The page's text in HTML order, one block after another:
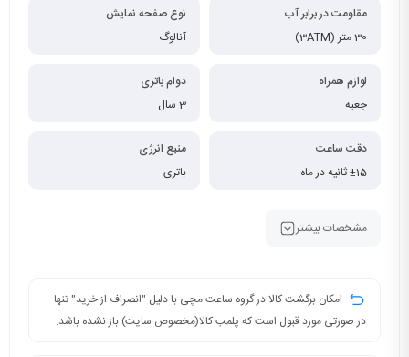
مقاومت در برابر آب
30 متر (3ATM)
نوع صفحه نمایش
آنالوگ
لوازم همراه
جعبه
دوام باتری
3 سال
دقت ساعت
±15 ثانیه در ماه
منبع انرژی
باتری
مشخصات بیشتر
امکان برگشت کالا در گروه ساعت مچی با دلیل "انصراف از خرید" تنها
در صورتی مورد قبول است که پلمب کالا(مخصوص سایت) باز نشده باشد.